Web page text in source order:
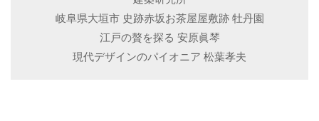
岐阜県大垣市 史跡赤坂お茶屋屋敷跡 牡丹園
江戸の贅を探る 安原眞琴
現代デザインのパイオニア 松葉孝夫